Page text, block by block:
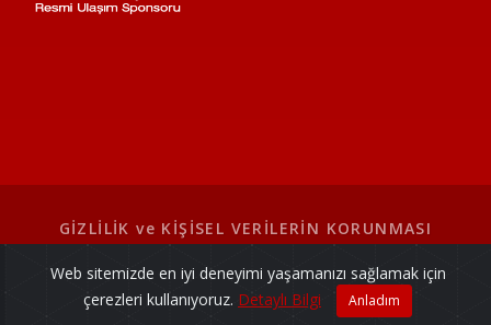
Web sitemizde en iyi deneyimi yaşamanızı sağlamak için
çerezleri kullanıyoruz. Detaylı Bilgi Anladım
GİZLİLİK ve KİŞİSEL VERİLERİN KORUNMASI
© Türk Kızılay. Tüm hakları saklıdır.